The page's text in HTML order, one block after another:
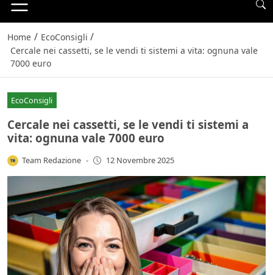
Home / EcoConsigli /
Cercale nei cassetti, se le vendi ti sistemi a vita: ognuna vale
7000 euro
EcoConsigli
Cercale nei cassetti, se le vendi ti sistemi a
vita: ognuna vale 7000 euro
Team Redazione - 12 Novembre 2025